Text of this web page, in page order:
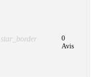
star_border
0
Avis